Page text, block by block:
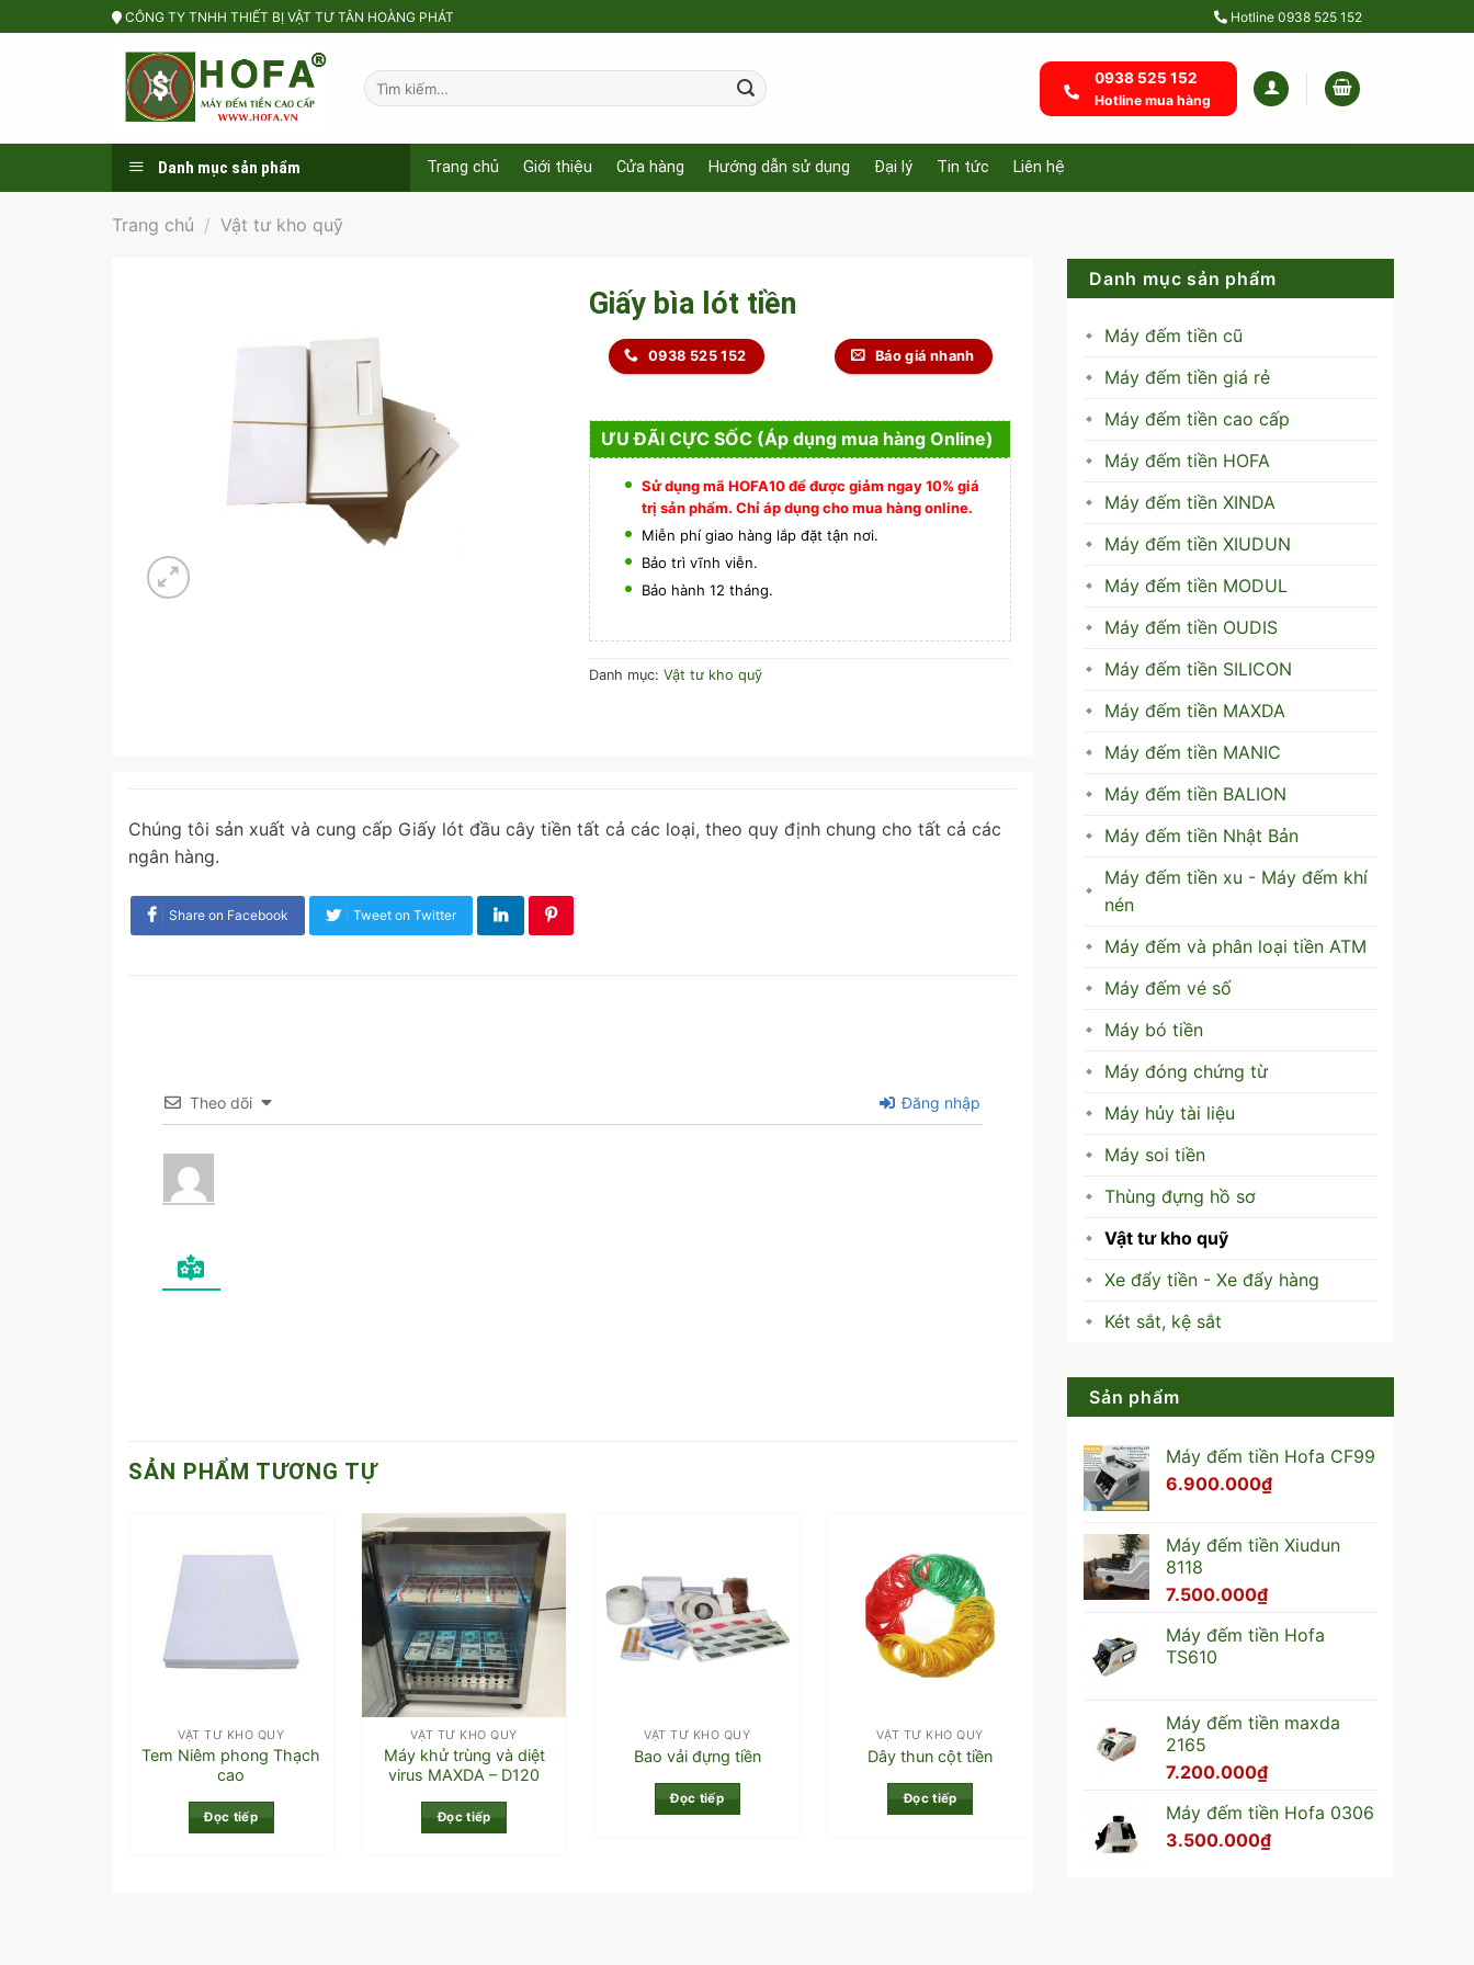
to
CÔNG TY TNHH THIẾT BỊ VẬT TƯ TÂN HOÀNG PHÁT Hotline 0938 525 152
Tìm
kiếm:
0938 525 152
Hotline mua hàng
Danh mục sản phẩm Trang chủ Giới thiệu Cửa hàng Hướng dẫn sử dụng Đại lý Tin tức Liên hệ
Trang chủ / Vật tư kho quỹ
Danh mục sản phẩm
Máy đếm tiền cũ
Máy đếm tiền giá rẻ
Máy đếm tiền cao cấp
Máy đếm tiền HOFA
Máy đếm tiền XINDA
Máy đếm tiền XIUDUN
Máy đếm tiền MODUL
Máy đếm tiền OUDIS
Máy đếm tiền SILICON
Máy đếm tiền MAXDA
Máy đếm tiền MANIC
Máy đếm tiền BALION
Máy đếm tiền Nhật Bản
Máy đếm tiền xu - Máy đếm khí
nén
Máy đếm và phân loại tiền ATM
Máy đếm vé số
Máy bó tiền
Máy đóng chứng từ
Máy hủy tài liệu
Máy soi tiền
Thùng đựng hồ sơ
Vật tư kho quỹ
Xe đẩy tiền - Xe đẩy hàng
Két sắt, kệ sắt
Sản phẩm
Máy đếm tiền Hofa CF99
6.900.000₫
Máy đếm tiền Xiudun
8118
7.500.000₫
Máy đếm tiền Hofa
TS610
Máy đếm tiền maxda
2165
7.200.000₫
Máy đếm tiền Hofa 0306
3.500.000₫
Giấy bìa lót tiền
0938 525 152 Báo giá nhanh
ƯU ĐÃI CỰC SỐC (Áp dụng mua hàng Online)
Sử dụng mã HOFA10 để được giảm ngay 10% giá
trị sản phẩm. Chỉ áp dụng cho mua hàng online.
Miễn phí giao hàng lắp đặt tận nơi.
Bảo trì vĩnh viễn.
Bảo hành 12 tháng.
Danh mục: Vật tư kho quỹ
Chúng tôi sản xuất và cung cấp Giấy lót đầu cây tiền tất cả các loại, theo quy định chung cho tất cả các
ngân hàng.
Share on Facebook Tweet on Twitter
Theo dõi Đăng nhập
SẢN PHẨM TƯƠNG TỰ
VẬT TƯ KHO QUỸ
Tem Niêm phong Thạch
cao
Đọc tiếp
VẬT TƯ KHO QUỸ
Máy khử trùng và diệt
virus MAXDA – D120
Đọc tiếp
VẬT TƯ KHO QUỸ
Bao vải đựng tiền
Đọc tiếp
VẬT TƯ KHO QUỸ
Dây thun cột tiền
Đọc tiếp
VẬT TƯ KHO QUỸ
Giấy nhiệt bó tiền